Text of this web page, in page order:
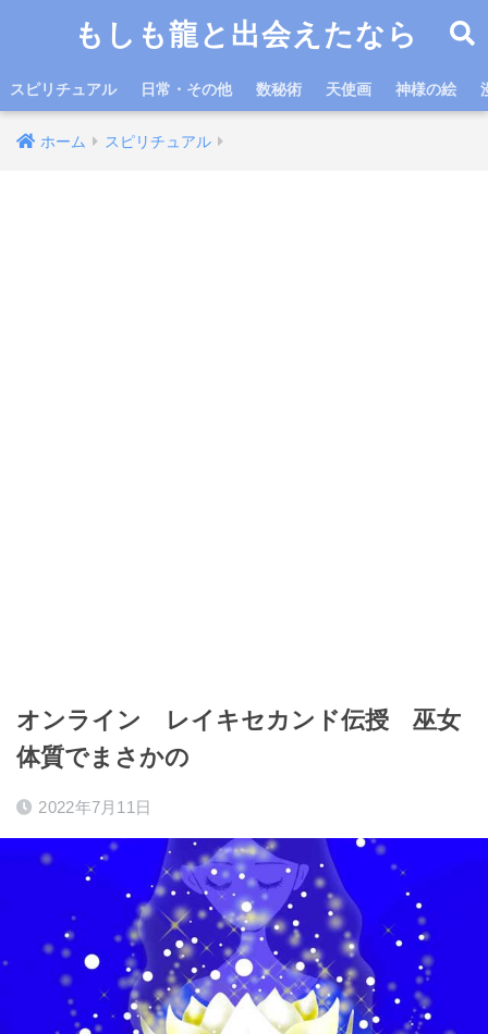
もしも龍と出会えたなら
スピリチュアル 日常・その他 数秘術 天使画 神様の絵
ホーム スピリチュアル
オンライン レイキセカンド伝授 巫女
体質でまさかの
2022年7月11日